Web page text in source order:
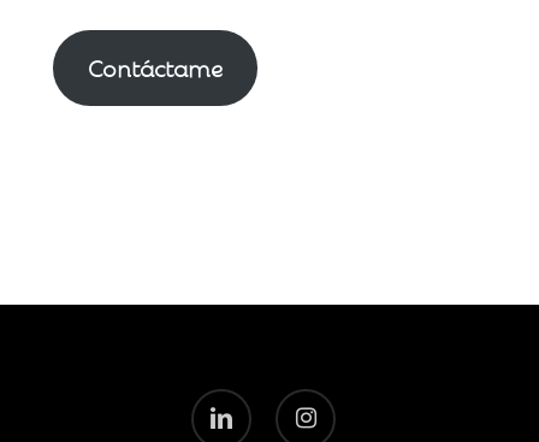
Contáctame
linkedin instagram